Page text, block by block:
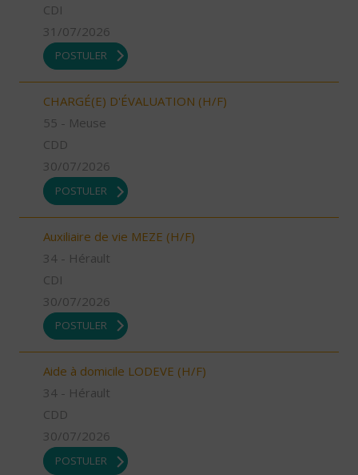
CDI
31/07/2026
POSTULER
CHARGÉ(E) D'ÉVALUATION (H/F)
55 - Meuse
CDD
30/07/2026
POSTULER
Auxiliaire de vie MEZE (H/F)
34 - Hérault
CDI
30/07/2026
POSTULER
Aide à domicile LODEVE (H/F)
34 - Hérault
CDD
30/07/2026
POSTULER